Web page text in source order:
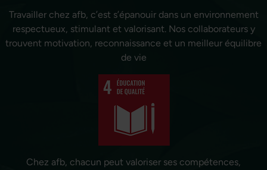
Travailler chez afb, c’est s’épanouir dans un environnement
respectueux, stimulant et valorisant. Nos collaborateurs y
trouvent motivation, reconnaissance et un meilleur équilibre
de vie
Chez afb, chacun peut valoriser ses compétences,